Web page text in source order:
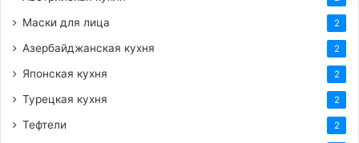
Маски для лица 2
Азербайджанская кухня 2
Японская кухня 2
Турецкая кухня 2
Тефтели 2